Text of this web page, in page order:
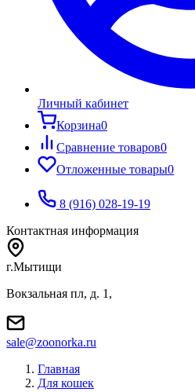
Личный кабинет
Корзина0
Сравнение товаров0
Отложенные товары0
8 (916) 028-19-19
Контактная информация
г.Мытищи
Вокзальная пл, д. 1,
sale@zoonorka.ru
Главная
Для кошек